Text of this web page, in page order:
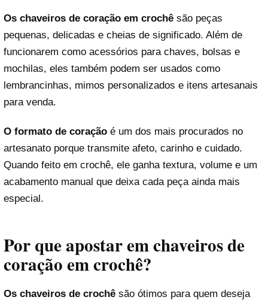
Os chaveiros de coração em crochê são peças
pequenas, delicadas e cheias de significado. Além de
funcionarem como acessórios para chaves, bolsas e
mochilas, eles também podem ser usados como
lembrancinhas, mimos personalizados e itens artesanais
para venda.
O formato de coração é um dos mais procurados no
artesanato porque transmite afeto, carinho e cuidado.
Quando feito em crochê, ele ganha textura, volume e um
acabamento manual que deixa cada peça ainda mais
especial.
Por que apostar em chaveiros de
coração em crochê?
Os chaveiros de crochê são ótimos para quem deseja